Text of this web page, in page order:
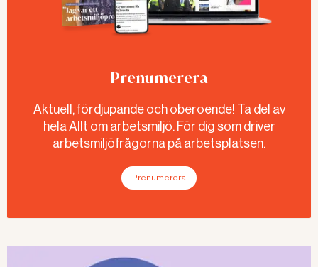
Prenumerera
Aktuell, fördjupande och oberoende! Ta del av
hela Allt om arbetsmiljö. För dig som driver
arbetsmiljöfrågorna på arbetsplatsen.
Prenumerera